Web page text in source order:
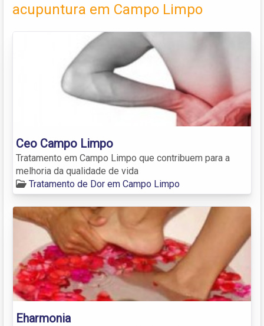
acupuntura em Campo Limpo
Ceo Campo Limpo
Tratamento em Campo Limpo que contribuem para a
melhoria da qualidade de vida
Tratamento de Dor em Campo Limpo
Eharmonia